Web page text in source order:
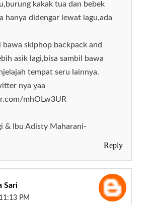
kakak tua dan bebek
hanya didengar lewat lagu,ada
bawa skiphop backpack and
asik lagi,bisa sambil bawa
tempat seru lainnya.
nya yaa
mhOLw3UR
& Ibu Adisty Maharani-
Reply
Sari
PM